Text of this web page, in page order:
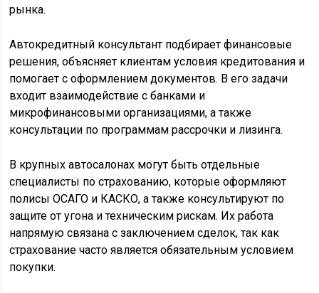
рынка.
Автокредитный консультант подбирает финансовые
решения, объясняет клиентам условия кредитования и
помогает с оформлением документов. В его задачи
входит взаимодействие с банками и
микрофинансовыми организациями, а также
консультации по программам рассрочки и лизинга.
В крупных автосалонах могут быть отдельные
специалисты по страхованию, которые оформляют
полисы ОСАГО и КАСКО, а также консультируют по
защите от угона и техническим рискам. Их работа
напрямую связана с заключением сделок, так как
страхование часто является обязательным условием
покупки.